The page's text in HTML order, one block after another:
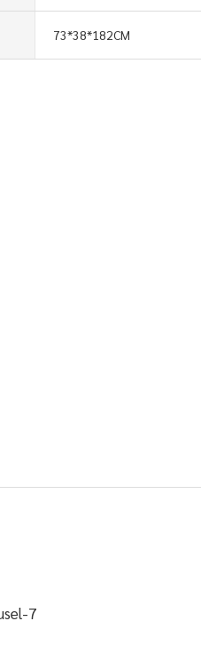
73*38*182CM